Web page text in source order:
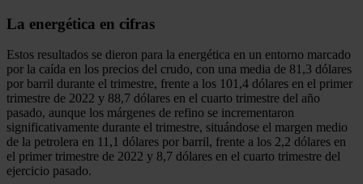
La energética en cifras
Estos resultados se dieron para la energética en un entorno marcado
por la caída en los precios del crudo, con una media de 81,3 dólares
por barril durante el trimestre, frente a los 101,4 dólares en el primer
trimestre de 2022 y 88,7 dólares en el cuarto trimestre del año
pasado, aunque los márgenes de refino se incrementaron
significativamente durante el trimestre, situándose el margen medio
de la petrolera en 11,1 dólares por barril, frente a los 2,2 dólares en
el primer trimestre de 2022 y 8,7 dólares en el cuarto trimestre del
ejercicio pasado.